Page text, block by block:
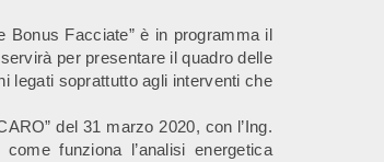
Bonus Facciate” è in programma il
per presentare il quadro delle
legati soprattutto agli interventi che
del 31 marzo 2020, con l’Ing.
funziona l’analisi energetica